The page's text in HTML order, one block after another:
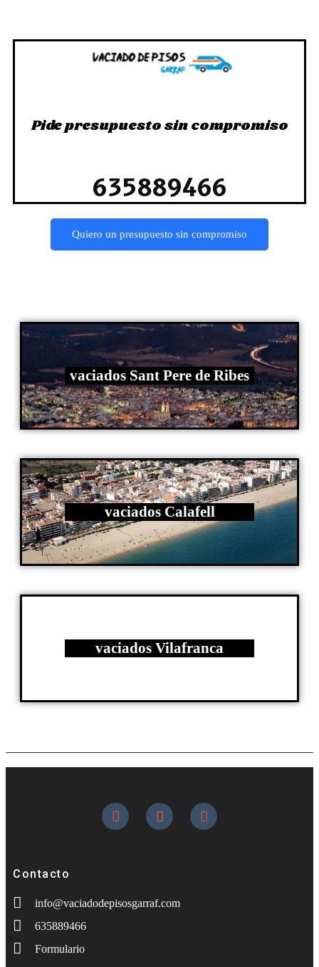
Pide presupuesto sin compromiso
635889466
Quiero un presupuesto sin compromiso
vaciados Sant Pere de Ribes
vaciados Calafell
vaciados Vilafranca
Contacto
info@vaciadodepisosgarraf.com
635889466
Formulario